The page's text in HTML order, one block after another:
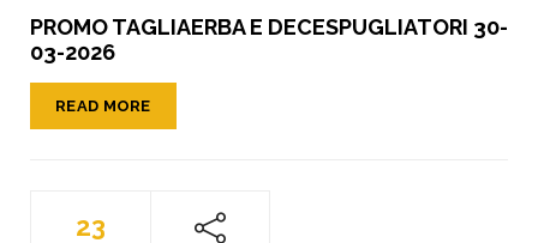
PROMO TAGLIAERBA E DECESPUGLIATORI 30-
03-2026
READ MORE
23